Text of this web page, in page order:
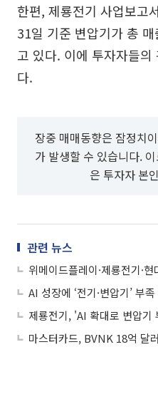
한편, 제룡전기 사업보고
31일 기준 변압기가 총
고 있다. 이에 투자자들의
다.
장중 매매동향은 잠정치
가 발생할 수 있습니다.
은 투자자 본
관련 뉴스
위메이드플레이·제룡전기·
제룡전기, 'AI 확대로 변압기